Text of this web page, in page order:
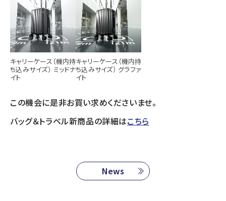
キャリーケース（機内持
ち込みサイズ） ミッドナ
イト
キャリーケース（機内持
ち込みサイズ） グラファ
イト
この機会に是非お買い求めくださいませ。
バッグ＆トラベル新商品の詳細はこちら
News